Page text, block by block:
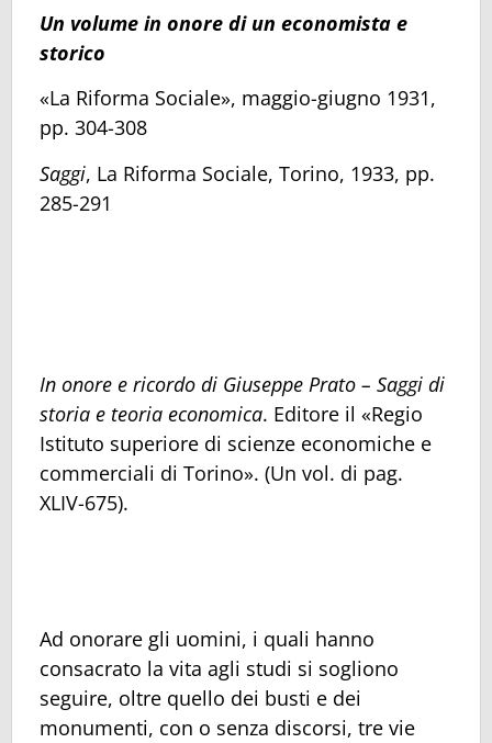
Un volume in onore di un economista e
storico
«La Riforma Sociale», maggio-giugno 1931,
pp. 304-308
Saggi, La Riforma Sociale, Torino, 1933, pp.
285-291
In onore e ricordo di Giuseppe Prato – Saggi di
storia e teoria economica. Editore il «Regio
Istituto superiore di scienze economiche e
commerciali di Torino». (Un vol. di pag.
XLIV-675).
Ad onorare gli uomini, i quali hanno
consacrato la vita agli studi si sogliono
seguire, oltre quello dei busti e dei
monumenti, con o senza discorsi, tre vie